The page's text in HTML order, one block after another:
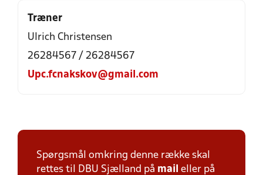
Træner
Ulrich Christensen
26284567 / 26284567
Upc.fcnakskov@gmail.com
Spørgsmål omkring denne række skal
rettes til DBU Sjælland på mail eller på